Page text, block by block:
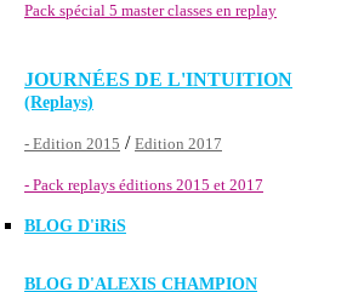
Pack spécial 5 master classes en replay
JOURNÉES DE L'INTUITION
(Replays)
- Edition 2015 / Edition 2017
- Pack replays éditions 2015 et 2017
BLOG D'iRiS
BLOG D'ALEXIS CHAMPION